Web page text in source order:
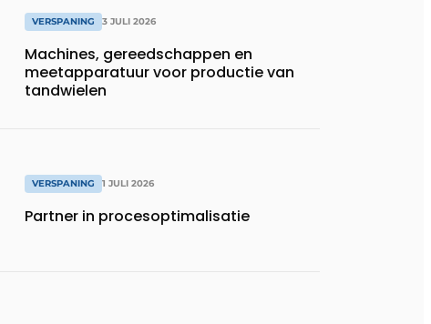
VERSPANING 3 JULI 2026
Machines, gereedschappen en
meetapparatuur voor productie van
tandwielen
VERSPANING 1 JULI 2026
Partner in procesoptimalisatie